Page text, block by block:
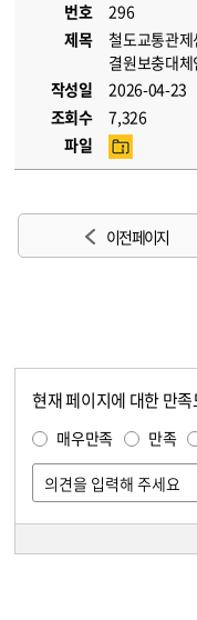
번호
296
제목
철도교통관제
결원보충대
작성일
2026-04-23
조회수
7,326
파일
이전 페이지
현재 페이지에 대한 만
매우만족 만족